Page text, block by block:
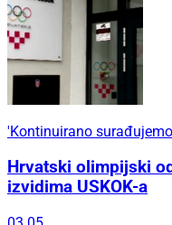
'Kontinuirano
Hrvatski olimpijski
izvidima USKOK-a